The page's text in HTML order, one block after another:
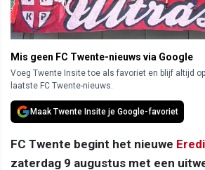
Mis geen FC Twente-nieuws via Google
Voeg Twente Insite toe als favoriet en blijf altijd
laatste FC Twente-nieuws.
Maak Twente Insite je Google-favoriet
FC Twente begint het nieuwe
zaterdag 9 augustus met een